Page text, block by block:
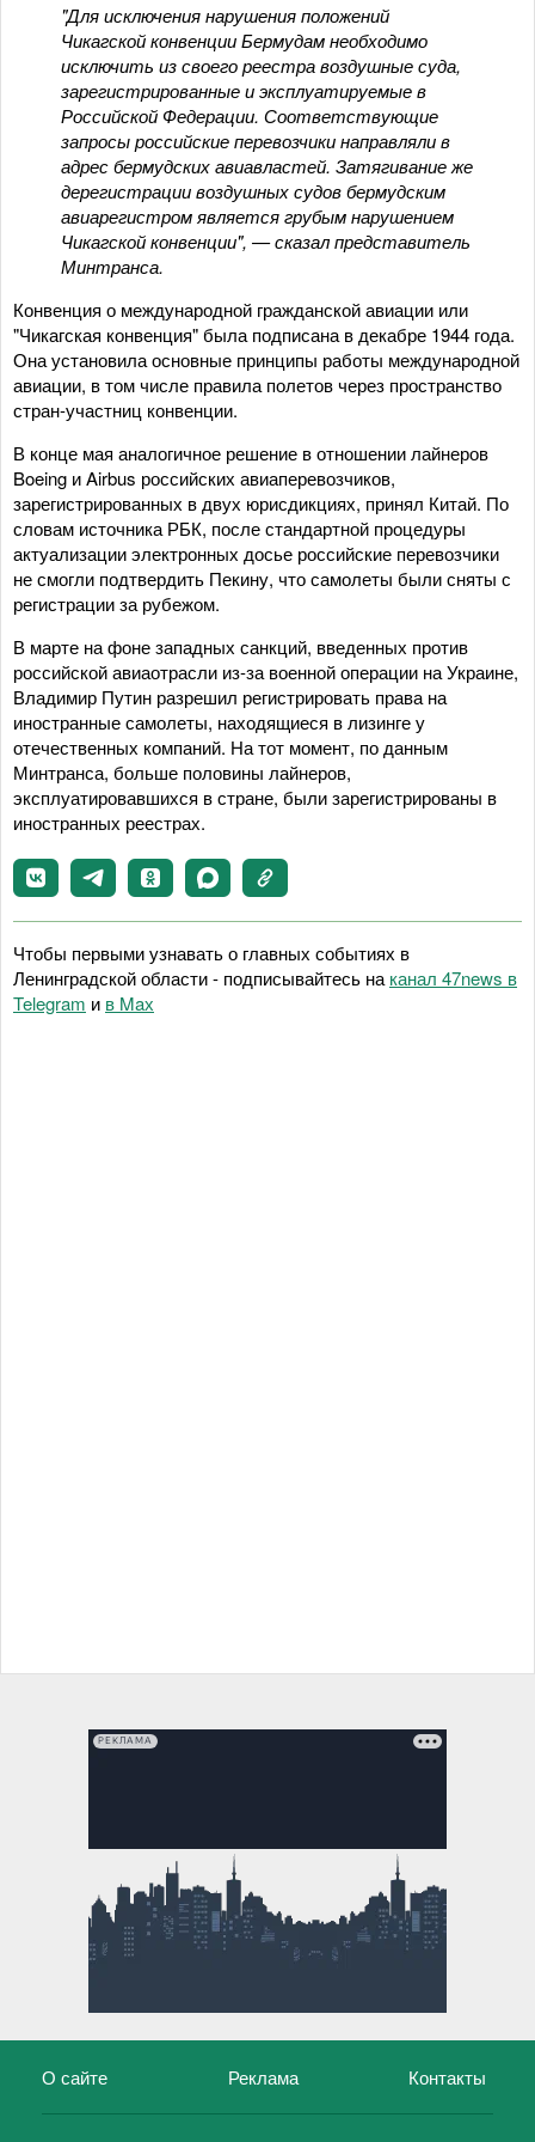
"Для исключения нарушения положений
Чикагской конвенции Бермудам необходимо
исключить из своего реестра воздушные суда,
зарегистрированные и эксплуатируемые в
Российской Федерации. Соответствующие
запросы российские перевозчики направляли в
адрес бермудских авиавластей. Затягивание же
дерегистрации воздушных судов бермудским
авиарегистром является грубым нарушением
Чикагской конвенции", — сказал представитель
Минтранса.
Конвенция о международной гражданской авиации или
"Чикагская конвенция" была подписана в декабре 1944 года.
Она установила основные принципы работы международной
авиации, в том числе правила полетов через пространство
стран-участниц конвенции.
В конце мая аналогичное решение в отношении лайнеров
Boeing и Airbus российских авиаперевозчиков,
зарегистрированных в двух юрисдикциях, принял Китай. По
словам источника РБК, после стандартной процедуры
актуализации электронных досье российские перевозчики
не смогли подтвердить Пекину, что самолеты были сняты с
регистрации за рубежом.
В марте на фоне западных санкций, введенных против
российской авиаотрасли из-за военной операции на Украине,
Владимир Путин разрешил регистрировать права на
иностранные самолеты, находящиеся в лизинге у
отечественных компаний. На тот момент, по данным
Минтранса, больше половины лайнеров,
эксплуатировавшихся в стране, были зарегистрированы в
иностранных реестрах.
Чтобы первыми узнавать о главных событиях в
Ленинградской области - подписывайтесь на канал 47news в
Telegram и в Maх
РЕКЛАМА
О сайте Реклама Контакты